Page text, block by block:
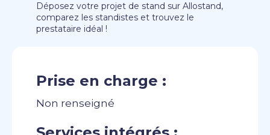
Déposez votre projet de stand sur Allostand,
comparez les standistes et trouvez le
prestataire idéal !
Prise en charge :
Non renseigné